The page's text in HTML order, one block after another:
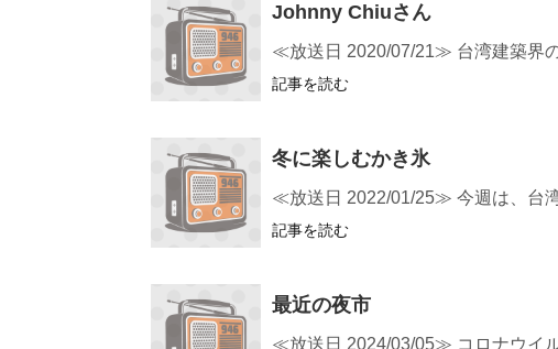
Johnny Chiuさん
≪放送日 2020/07/21≫ 台湾建築界
記事を読む
冬に楽しむかき氷
≪放送日 2022/01/25≫ 今週は、台
記事を読む
最近の夜市
≪放送日 2024/03/05≫ コロナウイ